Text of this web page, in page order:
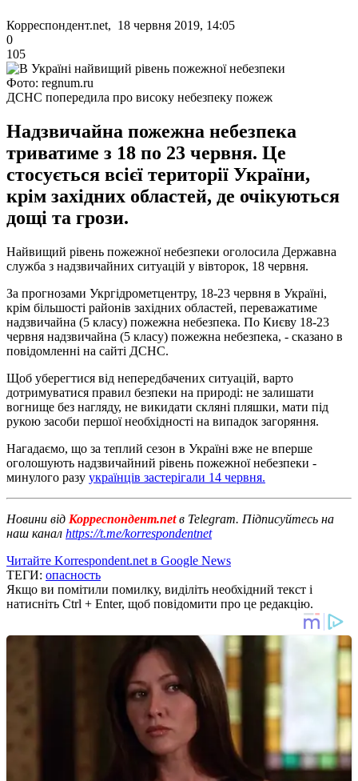
Корреспондент.net, 18 червня 2019, 14:05
0
105
Фото: regnum.ru
ДСНС попередила про високу небезпеку пожеж
Надзвичайна пожежна небезпека
триватиме з 18 по 23 червня. Це
стосується всієї території України,
крім західних областей, де очікуються
дощі та грози.
Найвищий рівень пожежної небезпеки оголосила Державна
служба з надзвичайних ситуацій у вівторок, 18 червня.
За прогнозами Укргідрометцентру, 18-23 червня в Україні,
крім більшості районів західних областей, переважатиме
надзвичайна (5 класу) пожежна небезпека. По Києву 18-23
червня надзвичайна (5 класу) пожежна небезпека, - сказано в
повідомленні на сайті ДСНС.
Щоб уберегтися від непередбачених ситуацій, варто
дотримуватися правил безпеки на природі: не залишати
вогнище без нагляду, не викидати скляні пляшки, мати під
рукою засоби першої необхідності на випадок загоряння.
Нагадаємо, що за теплий сезон в Україні вже не вперше
оголошують надзвичайний рівень пожежної небезпеки -
минулого разу українців застерігали 14 червня.
Новини від Корреспондент.netв Telegram. Підписуйтесь на
наш канал https://t.me/korrespondentnet
Читайте Korrespondent.net в Google News
ТЕГИ: опасность
Якщо ви помітили помилку, виділіть необхідний текст і
натисніть Ctrl + Enter, щоб повідомити про це редакцію.